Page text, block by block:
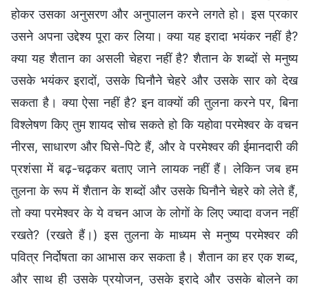
होकर उसका अनुसरण और अनुपालन करने लगते हो। इस प्रकार
उसने अपना उद्देश्य पूरा कर लिया। क्या यह इरादा भयंकर नहीं है?
क्या यह शैतान का असली चेहरा नहीं है? शैतान के शब्दों से मनुष्य
उसके भयंकर इरादों, उसके घिनौने चेहरे और उसके सार को देख
सकता है। क्या ऐसा नहीं है? इन वाक्यों की तुलना करने पर, बिना
विश्लेषण किए तुम शायद सोच सकते हो कि यहोवा परमेश्वर के वचन
नीरस, साधारण और घिसे-पिटे हैं, और वे परमेश्वर की ईमानदारी की
प्रशंसा में बढ़-चढ़कर बताए जाने लायक नहीं हैं। लेकिन जब हम
तुलना के रूप में शैतान के शब्दों और उसके घिनौने चेहरे को लेते हैं,
तो क्या परमेश्वर के ये वचन आज के लोगों के लिए ज्यादा वजन नहीं
रखते? (रखते हैं।) इस तुलना के माध्यम से मनुष्य परमेश्वर की
पवित्र निर्दोषता का आभास कर सकता है। शैतान का हर एक शब्द,
और साथ ही उसके प्रयोजन, उसके इरादे और उसके बोलने का